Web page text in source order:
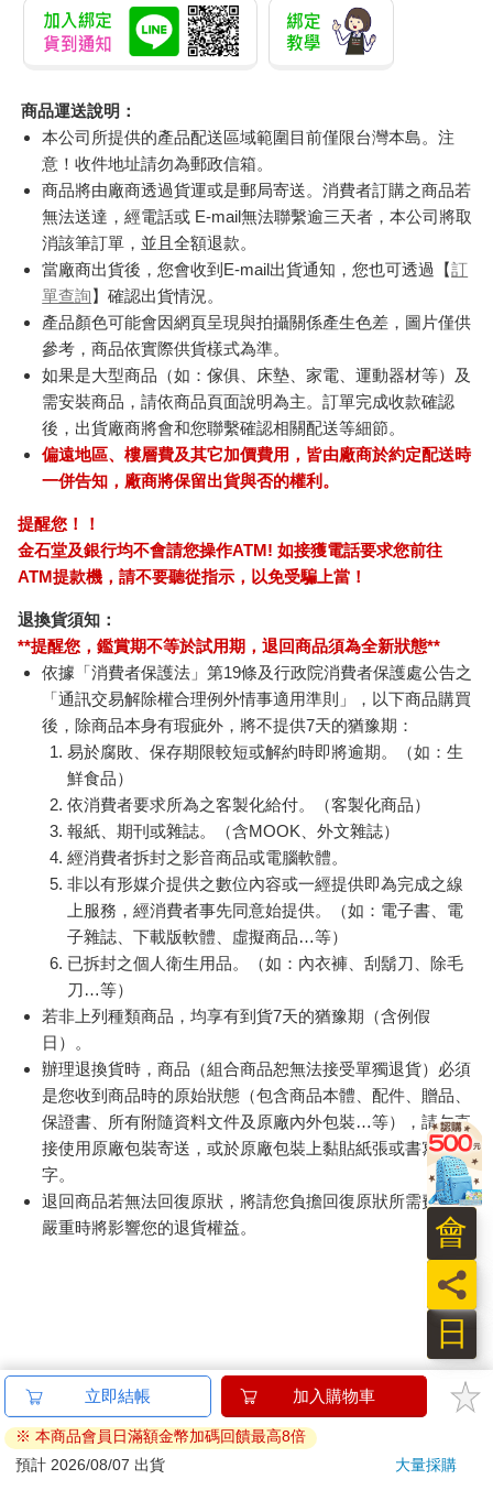
商品運送說明：
本公司所提供的產品配送區域範圍目前僅限台灣本島。注
意！收件地址請勿為郵政信箱。
商品將由廠商透過貨運或是郵局寄送。消費者訂購之商品若
無法送達，經電話或 E-mail無法聯繫逾三天者，本公司將取
消該筆訂單，並且全額退款。
當廠商出貨後，您會收到E-mail出貨通知，您也可透過【訂
單查詢 】確認出貨情況。
產品顏色可能會因網頁呈現與拍攝關係產生色差，圖片僅供
參考，商品依實際供貨樣式為準。
如果是大型商品（如：傢俱、床墊、家電、運動器材等）及
需安裝商品，請依商品頁面說明為主。訂單完成收款確認
後，出貨廠商將會和您聯繫確認相關配送等細節。
偏遠地區、樓層費及其它加價費用，皆由廠商於約定配送時
一併告知，廠商將保留出貨與否的權利。
提醒您！！
金石堂及銀行均不會請您操作ATM! 如接獲電話要求您前往
ATM提款機，請不要聽從指示，以免受騙上當！
退換貨須知：
**提醒您，鑑賞期不等於試用期，退回商品須為全新狀態**
依據「消費者保護法」第19條及行政院消費者保護處公告之
「通訊交易解除權合理例外情事適用準則」，以下商品購買
後，除商品本身有瑕疵外，將不提供7天的猶豫期：
易於腐敗、保存期限較短或解約時即將逾期。（如：生
鮮食品）
依消費者要求所為之客製化給付。（客製化商品）
報紙、期刊或雜誌。（含MOOK、外文雜誌）
經消費者拆封之影音商品或電腦軟體。
非以有形媒介提供之數位內容或一經提供即為完成之線
上服務，經消費者事先同意始提供。（如：電子書、電
子雜誌、下載版軟體、虛擬商品…等）
已拆封之個人衛生用品。（如：內衣褲、刮鬍刀、除毛
刀…等）
若非上列種類商品，均享有到貨7天的猶豫期（含例假
日）。
辦理退換貨時，商品（組合商品恕無法接受單獨退貨）必須
是您收到商品時的原始狀態（包含商品本體、配件、贈品、
保證書、所有附隨資料文件及原廠內外包裝…等），請勿直
接使用原廠包裝寄送，或於原廠包裝上黏貼紙張或書寫文
字。
退回商品若無法回復原狀，將請您負擔回復原狀所需費用，
嚴重時將影響您的退貨權益。
立即結帳 加入購物車
※ 本商品會員日滿額金幣加碼回饋最高8倍
日
員
會